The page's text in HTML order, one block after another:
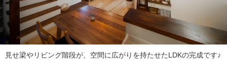
見せ梁やリビング階段が、空間に広がりを持たせたLDKの完成です♪